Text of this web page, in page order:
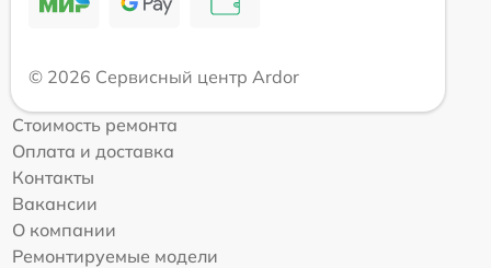
© 2026 Сервисный центр Ardor
Стоимость ремонта
Оплата и доставка
Контакты
Вакансии
О компании
Ремонтируемые модели